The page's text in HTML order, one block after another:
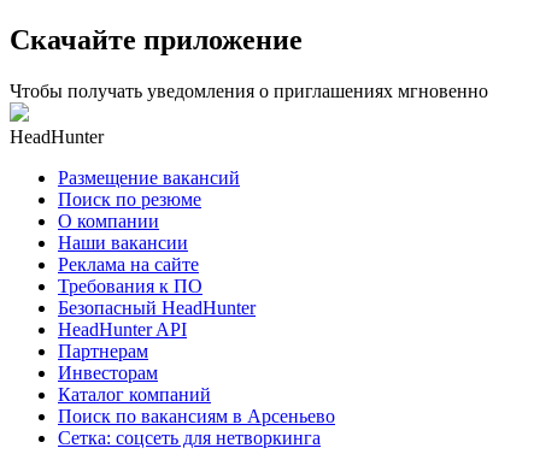
Скачайте приложение
Чтобы получать уведомления о приглашениях мгновенно
HeadHunter
Размещение вакансий
Поиск по резюме
О компании
Наши вакансии
Реклама на сайте
Требования к ПО
Безопасный HeadHunter
HeadHunter API
Партнерам
Инвесторам
Каталог компаний
Поиск по вакансиям в Арсеньево
Сетка: соцсеть для нетворкинга